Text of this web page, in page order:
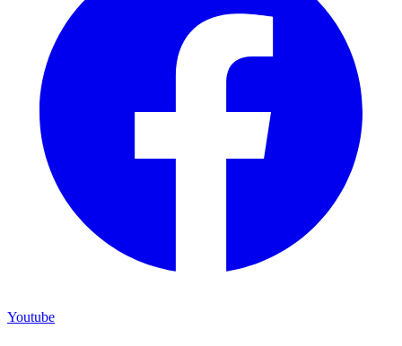
Youtube